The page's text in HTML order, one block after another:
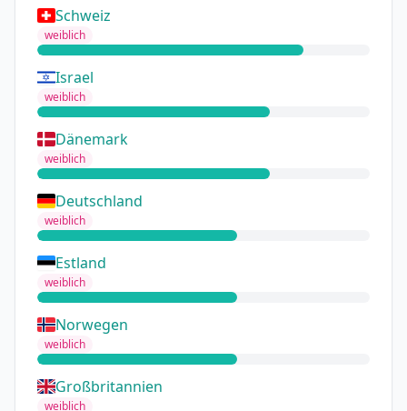
Schweiz
weiblich
Israel
weiblich
Dänemark
weiblich
Deutschland
weiblich
Estland
weiblich
Norwegen
weiblich
Großbritannien
weiblich